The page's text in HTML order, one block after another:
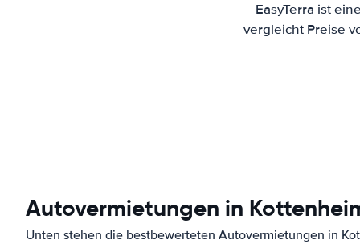
EasyTerra ist
vergleicht Preise
Autovermietungen in
Unten stehen die bestbewerteten Autovermietungen in